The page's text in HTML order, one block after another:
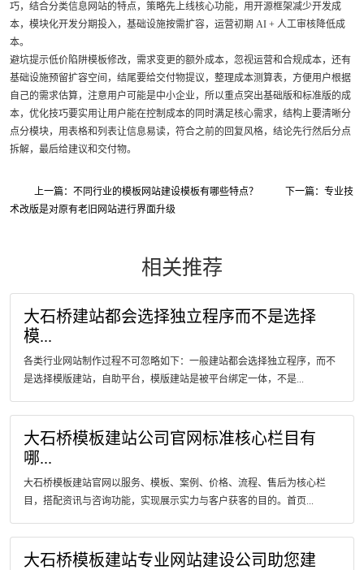
巧，结合分类信息网站的特点，策略先上线核心功能，用开源框架减少开发成
本，模块化开发分期投入，基础设施按需扩容，运营初期 AI + 人工审核降低成
本。
避坑提示低价陷阱模板修改，需求变更的额外成本，忽视运营和合规成本，还有
基础设施预留扩容空间，结尾要给交付物提议，整理成本测算表，方便用户根据
自己的需求估算，注意用户可能是中小企业，所以重点突出基础版和标准版的成
本，优化技巧要实用让用户能在控制成本的同时满足核心需求，结构上要清晰分
点分模块，用表格和列表让信息易读，符合之前的回复风格，结论先行然后分点
拆解，最后给建议和交付物。
上一篇：不同行业的模板网站建设模板有哪些特点？
下一篇：专业技
术改版是对原有老旧网站进行界面升级
相关推荐
大石桥建站都会选择独立程序而不是选择
模...
各类行业网站制作过程不可忽略如下：一般建站都会选择独立程序，而不
是选择模版建站，自助平台，模版建站是被平台绑定一体，不是...
大石桥模板建站公司官网标准核心栏目有
哪...
大石桥模板建站官网以服务、模板、案例、价格、流程、售后为核心栏
目，搭配资讯与咨询功能，实现展示实力与客户获客的目的。首页...
大石桥模板建站专业网站建设公司助您建